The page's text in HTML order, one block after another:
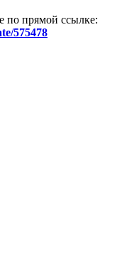
по прямой ссылке:
575478